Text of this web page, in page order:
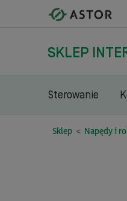
SKLEP
Sterowanie
Sklep Napędy i